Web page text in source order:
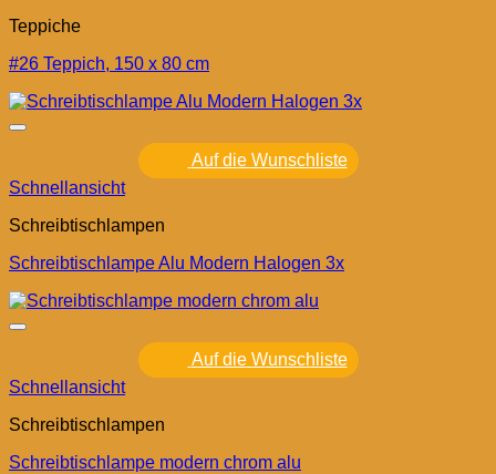
Teppiche
#26 Teppich, 150 x 80 cm
Auf die Wunschliste
Schnellansicht
Schreibtischlampen
Schreibtischlampe Alu Modern Halogen 3x
Auf die Wunschliste
Schnellansicht
Schreibtischlampen
Schreibtischlampe modern chrom alu